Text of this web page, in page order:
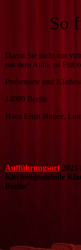
So
Damit Sie nicht nur
mit dem Auto, zu Fuß
Probenorte und
14089 Berlin
Haus Ernst Hopee,
Aufführungsort 2025
Kirchengemeinde
Berlin"